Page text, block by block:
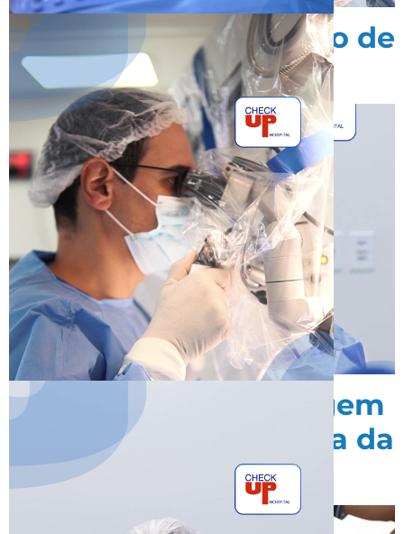
Cirurgia para remoção de
mioma uterino
Diagnóstico por imagem
para avaliação médica da
coluna